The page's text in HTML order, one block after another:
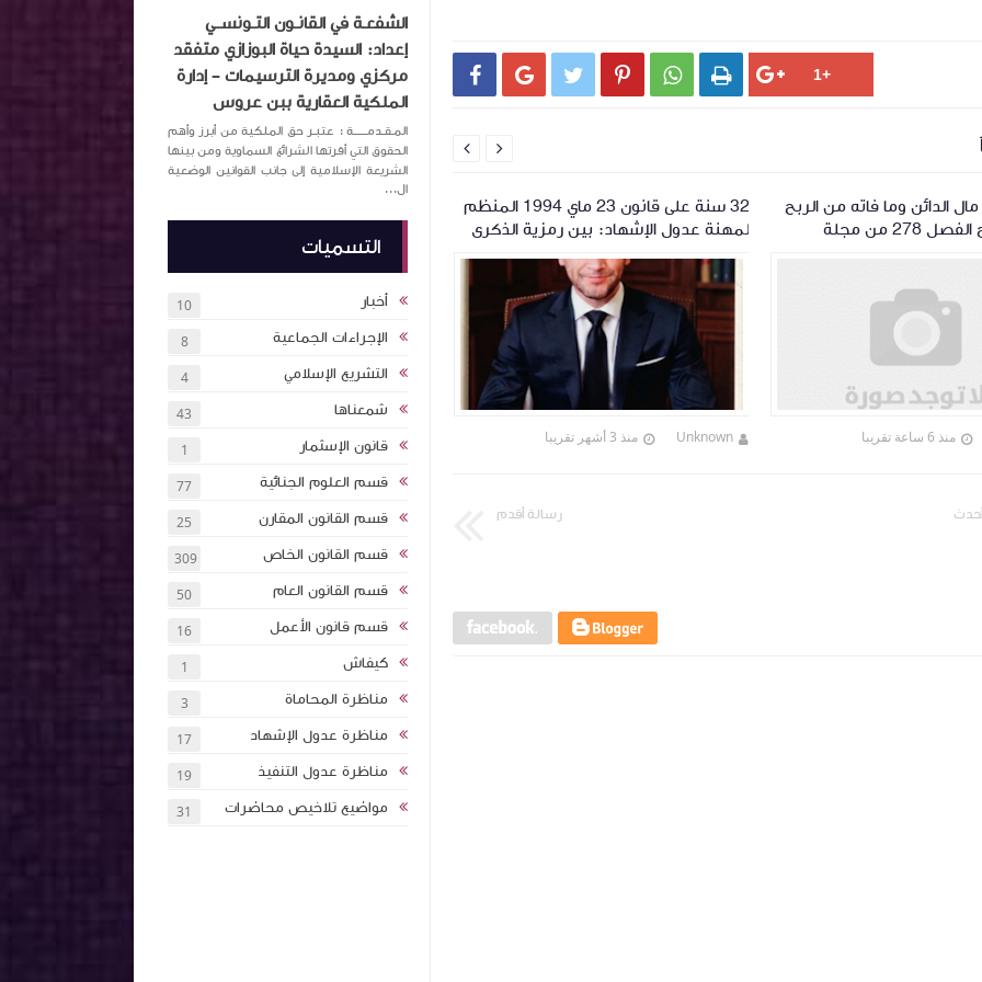
     
الدائن وما فاته من الربح
حقيقة: شرح الفصل 278 من مجلة
منذ 6 ساعة تقريبا
32 سنة على قانون 23 ماي 1994 المنظم
لمهنة عدول الإشهاد: بين رمزية الذكرى
Unknown منذ 3 أشهر تقريبا Unknown منذ 3 أشهر تقريبا


رسالة أقدم
الشفعـة في القانـون التـونســي
إعداد: السيدة حياة البوزازي متفقد
مركزي ومديرة الترسيمات – إدارة
الملكية العقارية ببن عروس
المـقـدمــــــة : عتبـر حق الملكية من أبرز وأهم
الحقوق التي أقرتها الشرائع السماوية ومن بينها
الشريعة الإسلامية إلى جانب القوانين الوضعية
ال...
التسميات
أخبار 10
الإجراءات الجماعية 8
التشريع الإسلامي 4
شمعناها 43
قانون الإسثمار 1
قسم العلوم الجنائية 77
قسم القانون المقارن 25
قسم القانون الخاص 309
قسم القانون العام 50
قسم قانون الأعمل 16
كيفاش 1
مناظرة المحاماة 3
مناظرة عدول الإشهاد 17
مناظرة عدول التنفيذ 19
مواضيع تلاخيص محاضرات 31